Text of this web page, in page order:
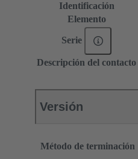
Identificación
Elemento
Serie
Descripción del contacto
Versión
Método de terminación